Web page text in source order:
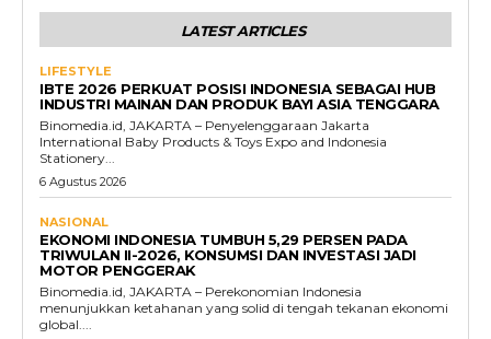
LATEST ARTICLES
LIFESTYLE
IBTE 2026 PERKUAT POSISI INDONESIA SEBAGAI HUB
INDUSTRI MAINAN DAN PRODUK BAYI ASIA TENGGARA
Binomedia.id, JAKARTA – Penyelenggaraan Jakarta
International Baby Products & Toys Expo and Indonesia
Stationery...
6 Agustus 2026
NASIONAL
EKONOMI INDONESIA TUMBUH 5,29 PERSEN PADA
TRIWULAN II-2026, KONSUMSI DAN INVESTASI JADI
MOTOR PENGGERAK
Binomedia.id, JAKARTA – Perekonomian Indonesia
menunjukkan ketahanan yang solid di tengah tekanan ekonomi
global....